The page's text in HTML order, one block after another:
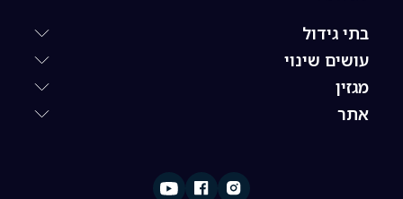
בתי גידול
עושים שינוי
מגזין
אתר